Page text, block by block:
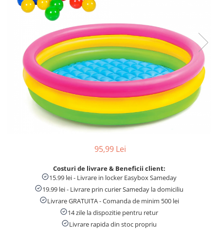
Tablite educative
95,99 Lei
Costuri de livrare & Beneficii client:
15.99 lei - Livrare in locker Easybox Sameday
19.99 lei - Livrare prin curier Sameday la domiciliu
Livrare GRATUITA - Comanda de minim 500 lei
14 zile la dispozitie pentru retur
Livrare rapida din stoc propriu